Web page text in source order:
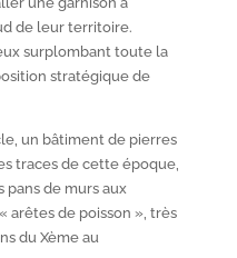
de leur territoire.
surplombant toute la
stratégique de
un bâtiment de pierres
traces de cette époque,
de murs aux
arêtes de poisson », très
du Xèmeau